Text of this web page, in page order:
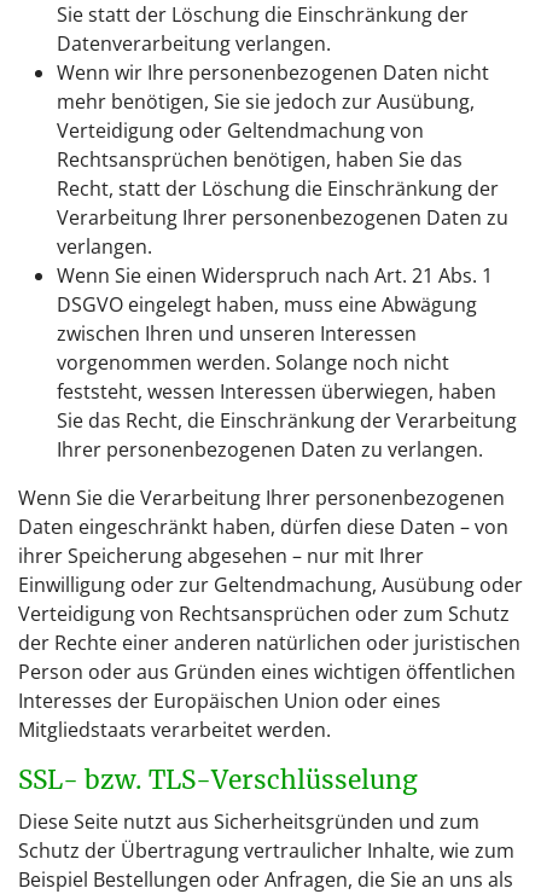
Sie statt der Löschung die Einschränkung der
Datenverarbeitung verlangen.
Wenn wir Ihre personenbezogenen Daten nicht
mehr benötigen, Sie sie jedoch zur Ausübung,
Verteidigung oder Geltendmachung von
Rechtsansprüchen benötigen, haben Sie das
Recht, statt der Löschung die Einschränkung der
Verarbeitung Ihrer personenbezogenen Daten zu
verlangen.
Wenn Sie einen Widerspruch nach Art. 21 Abs. 1
DSGVO eingelegt haben, muss eine Abwägung
zwischen Ihren und unseren Interessen
vorgenommen werden. Solange noch nicht
feststeht, wessen Interessen überwiegen, haben
Sie das Recht, die Einschränkung der Verarbeitung
Ihrer personenbezogenen Daten zu verlangen.
Wenn Sie die Verarbeitung Ihrer personenbezogenen
Daten eingeschränkt haben, dürfen diese Daten – von
ihrer Speicherung abgesehen – nur mit Ihrer
Einwilligung oder zur Geltendmachung, Ausübung oder
Verteidigung von Rechtsansprüchen oder zum Schutz
der Rechte einer anderen natürlichen oder juristischen
Person oder aus Gründen eines wichtigen öffentlichen
Interesses der Europäischen Union oder eines
Mitgliedstaats verarbeitet werden.
SSL- bzw. TLS-Verschlüsselung
Diese Seite nutzt aus Sicherheitsgründen und zum
Schutz der Übertragung vertraulicher Inhalte, wie zum
Beispiel Bestellungen oder Anfragen, die Sie an uns als